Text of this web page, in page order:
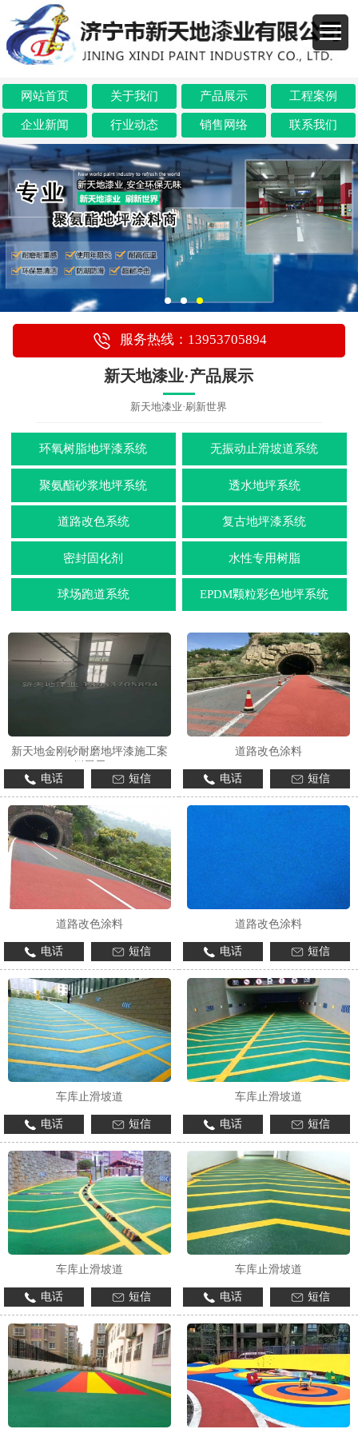
网站首页 关于我们 产品展示 工程案例
企业新闻 行业动态 销售网络 联系我们
1
服务热线：13953705894
新天地漆业·产品展示
新天地漆业·刷新世界
环氧树脂地坪漆系统 无振动止滑坡道系统
聚氨酯砂浆地坪系统 透水地坪系统
道路改色系统 复古地坪漆系统
密封固化剂 水性专用树脂
球场跑道系统 EPDM颗粒彩色地坪系统
新天地金刚砂耐磨地坪漆施工案
电话
短信
道路改色涂料
电话 短信
道路改色涂料
电话 短信
道路改色涂料
电话 短信
车库止滑坡道
电话 短信
车库止滑坡道
电话 短信
车库止滑坡道
电话 短信
车库止滑坡道
电话 短信